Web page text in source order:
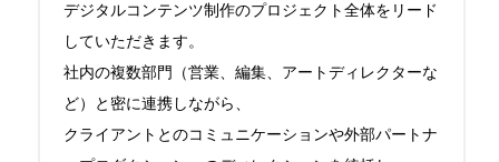
デジタルコンテンツ制作のプロジェクト全体をリード
していただきます。
社内の複数部門（営業、編集、アートディレクターな
ど）と密に連携しながら、
クライアントとのコミュニケーションや外部パートナ